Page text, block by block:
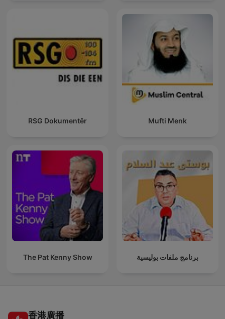
RSG Dokumentêr Mufti Menk
The Pat Kenny Show برنامج ملفات بوليسية
香港廣播